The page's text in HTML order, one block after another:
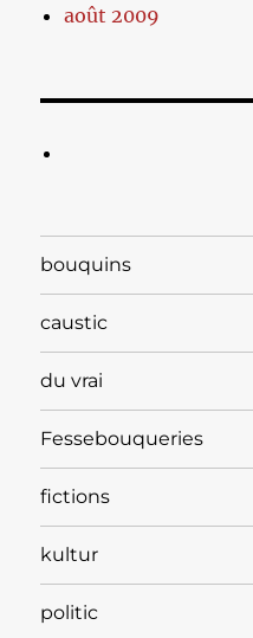
août 2009
bouquins
caustic
du vrai
Fessebouqueries
fictions
kultur
politic